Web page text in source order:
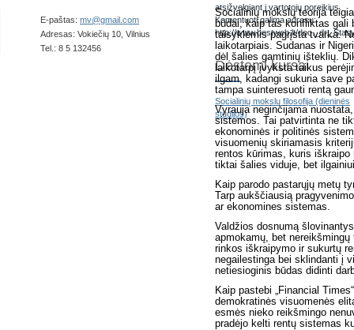
Socialinių mokslų teorija
būdai, kaip tas konfliktas gali
taisyklėmis pagrįsta tvarka.
laikotarpiais. Sudanas ir
dėl šalies gamtinių išteklių.
laikotarpį įvyksta taikus
ilgam, kadangi sukuria save
tampa suinteresuoti rentą
Vyrauja neginčijama
sistemos. Tai patvirtinta ne
ekonominės ir politinės
visuomenių skiriamasis
rentos kūrimas, kuris
tiktai šalies viduje, bet
Kaip parodo pastarųjų metų
Tarp aukščiausią
ar ekonomines sistemas.
Valdžios dosnumą
apmokamų, bet
rinkos iškraipymo ir sukurtų
negailestinga bei sklindanti į
netiesioginis būdas didinti
Kaip pastebi „Financial
demokratinės visuomenės
esmės nieko reikšmingo
pradėjo kelti rentų sistemas
atsižvelgiant į vartotojų poreikius.
Komentuoti galima adresu:
http://www.bestweb.lt/
Dėstomi kursai
Socialinių mokslų filosofija (dieninės
studijos)
E-paštas: mv@gmail.com
Adresas: Vokiečių 10, Vilnius
Tel.: 8 5 132456